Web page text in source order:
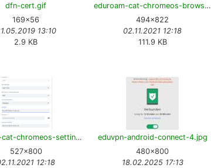
dfn-cert.gif
169×56
13:10
2.9 KB
eduroam-cat-chromeos-browser.png
494×822
02.11.2021 12:18
111.9 KB
eduroam-cat-chromeos-settings.png
527×800
12:18
eduvpn-android-connect-4.jpg
480×800
18.02.2025 17:13